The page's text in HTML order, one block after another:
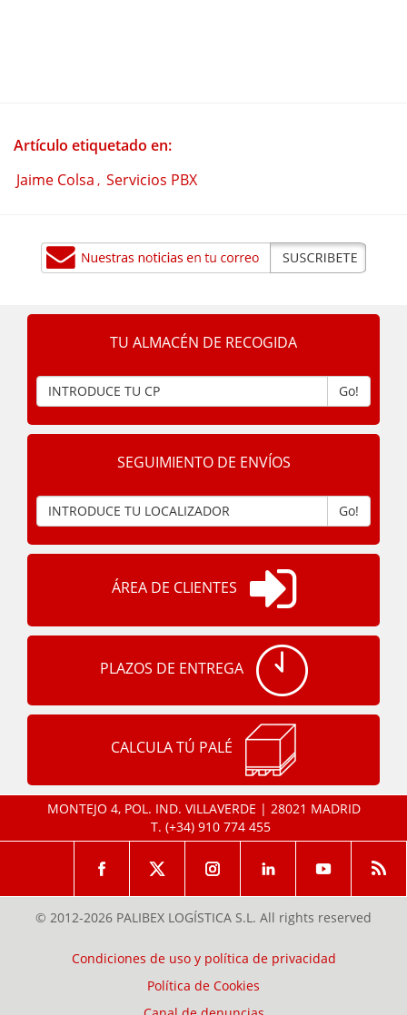
Artículo etiquetado en:
Jaime Colsa , Servicios PBX
TU ALMACÉN DE RECOGIDA
Go!
SEGUIMIENTO DE ENVÍOS
Go!
ÁREA DE CLIENTES
PLAZOS DE ENTREGA
CALCULA TÚ PALÉ
MONTEJO 4, POL. IND. VILLAVERDE | 28021 MADRID
T. (+34) 910 774 455
© 2012-2026 PALIBEX LOGÍSTICA S.L. All rights reserved
Condiciones de uso y política de privacidad
Política de Cookies